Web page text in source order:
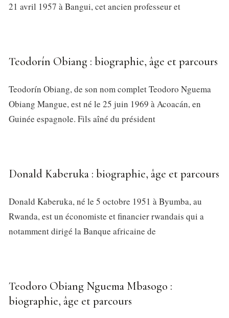
21 avril 1957 à Bangui, cet ancien professeur et
Teodorín Obiang : biographie, âge et parcours
Teodorín Obiang, de son nom complet Teodoro Nguema
Obiang Mangue, est né le 25 juin 1969 à Acoacán, en
Guinée espagnole. Fils aîné du président
Donald Kaberuka : biographie, âge et parcours
Donald Kaberuka, né le 5 octobre 1951 à Byumba, au
Rwanda, est un économiste et financier rwandais qui a
notamment dirigé la Banque africaine de
Teodoro Obiang Nguema Mbasogo :
biographie, âge et parcours